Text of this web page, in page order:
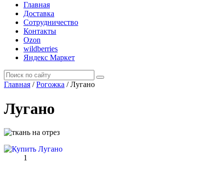
Главная
Доставка
Сотрудничество
Контакты
Ozon
wildberries
Яндекс Маркет
Главная / Рогожка /Лугано
Лугано
1